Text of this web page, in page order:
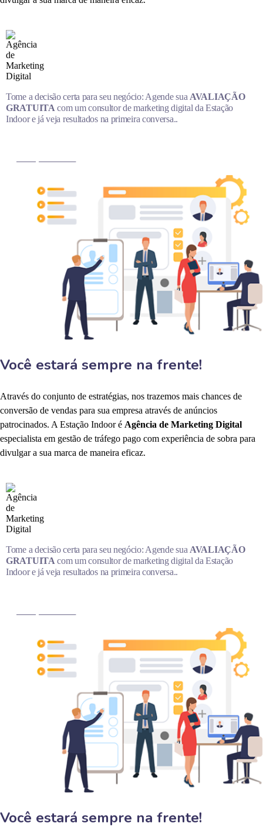
Tome a decisão certa para seu negócio: Agende sua AVALIAÇÃO
GRATUITA com um consultor de marketing digital da Estação
Indoor e já veja resultados na primeira conversa..
Você estará sempre na frente!
Através do conjunto de estratégias, nos trazemos mais chances de
conversão de vendas para sua empresa através de anúncios
patrocinados. A Estação Indoor é Agência de Marketing Digital
especialista em gestão de tráfego pago com experiência de sobra para
divulgar a sua marca de maneira eficaz.
Tome a decisão certa para seu negócio: Agende sua AVALIAÇÃO
GRATUITA com um consultor de marketing digital da Estação
Indoor e já veja resultados na primeira conversa..
Você estará sempre na frente!